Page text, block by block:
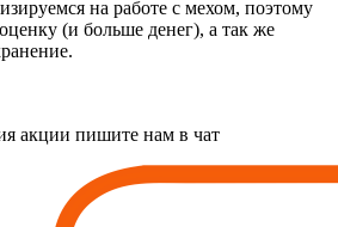
на работе с мехом, поэтому
(и больше денег), а так же
акции пишите нам в чат